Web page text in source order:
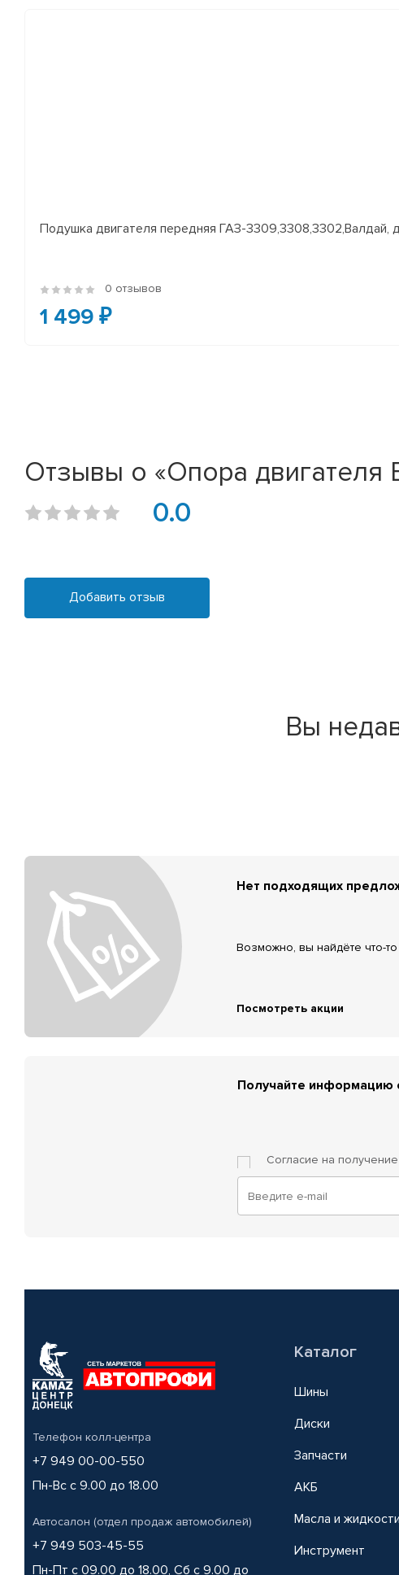
Подушка двигателя передняя ГАЗ-
0 отзывов
1 499 ₽
Отзывы о «Опора двигателя
0.0
Добавить отзыв
Вы
Нет подходящих
Возможно, вы найдёте что-
Посмотреть акции
Получайте информацию
Согласие на получение
Телефон колл-центра
+7 949 00-00-550
Пн-Вс с 9.00 до 18.00
Автосалон (отдел продаж автомобилей)
+7 949 503-45-55
Пн-Пт с 09.00 до 18.00, Сб с 9.00 до
Каталог
Шины
Диски
Запчасти
АКБ
Масла и жидкости
Инструмент